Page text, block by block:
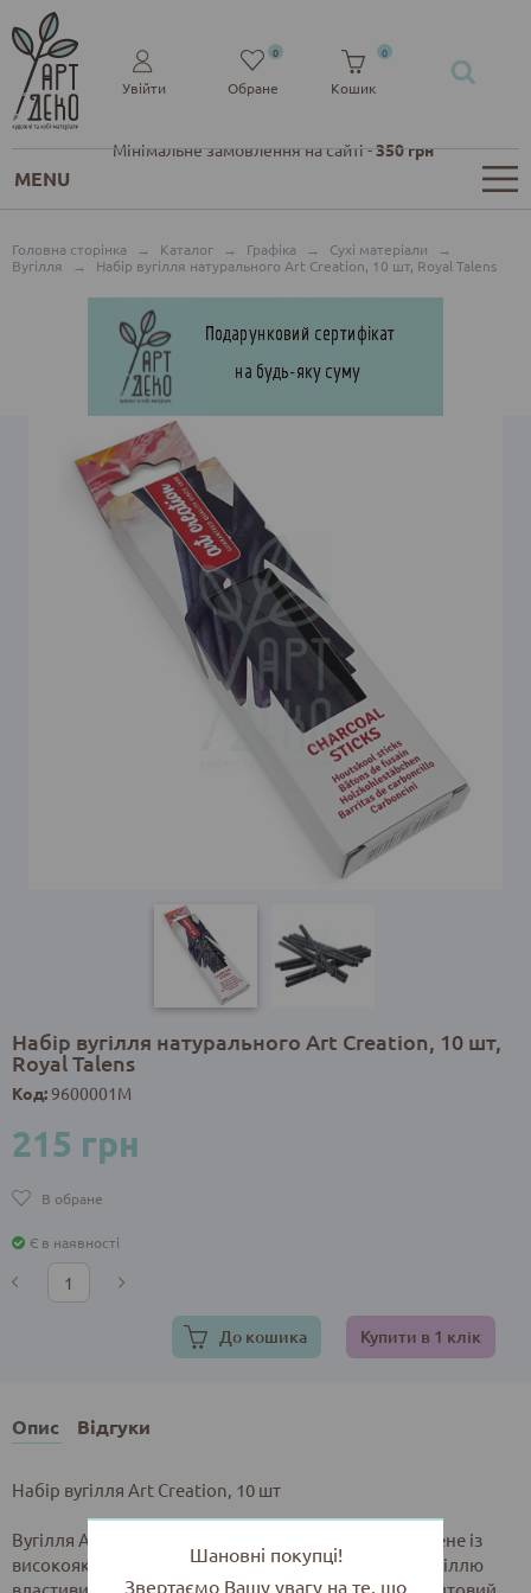
Мінімальне замовлення на сайті -350 грн
Увійти Обране
0
Кошик
0
MENU
Головна сторінка → Каталог → Графіка → Сухі матеріали
→
Вугілля
→ Набір вугілля натурального Art Creation, 10 шт, Royal Talens
Набір вугілля натурального Art Creation, 10 шт,
Royal Talens
Код: 9600001M
215 грн
В обране
Є в наявності
До кошика Купити в 1 клік
Опис Відгуки
Набір вугілля Art Creation, 10 шт
Вугілля Art Creation - натуральне вугілля, виготовлене із
високоякісних вербових гілочок. Натуральному вугіллю
Шановні покупці!
Звертаємо Вашу увагу на те, що